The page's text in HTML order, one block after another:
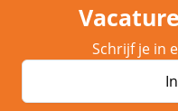
Schrijf je in